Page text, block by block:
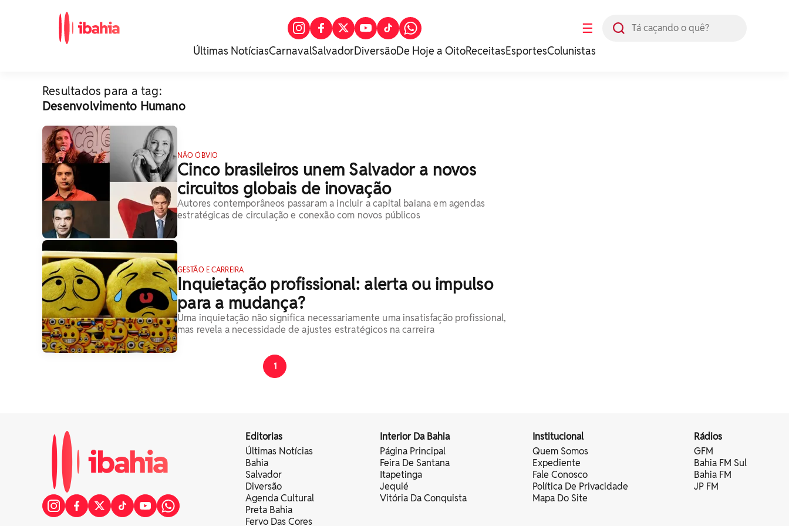
☰
Últimas NotíciasCarnavalSalvadorDiversãoDe Hoje a OitoReceitasEsportesColunistas
Resultados para a tag:
Desenvolvimento Humano
NÃO ÓBVIO
Cinco brasileiros unem Salvador a novos
circuitos globais de inovação
Autores contemporâneos passaram a incluir a capital baiana em agendas
estratégicas de circulação e conexão com novos públicos
GESTÃO E CARREIRA
Inquietação profissional: alerta ou impulso
para a mudança?
Uma inquietação não significa necessariamente uma insatisfação profissional,
mas revela a necessidade de ajustes estratégicos na carreira
1
Editorias
Últimas Notícias
Bahia
Salvador
Diversão
Agenda Cultural
Preta Bahia
Fervo Das Cores
Interior Da Bahia
Página Principal
Feira De Santana
Itapetinga
Jequié
Vitória Da Conquista
Institucional
Quem Somos
Expediente
Fale Conosco
Política De Privacidade
Mapa Do Site
Rádios
GFM
Bahia FM Sul
Bahia FM
JP FM